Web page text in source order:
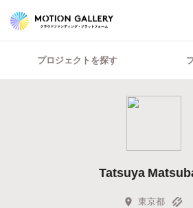
プロジェクトを探す
Tatsuya
東京都